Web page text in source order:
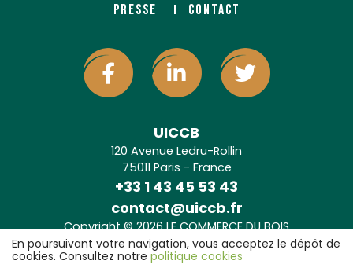
PRESSE
CONTACT
UICCB
120 Avenue Ledru-Rollin
75011 Paris - France
+33 1 43 45 53 43
contact@uiccb.fr
Copyright © 2026 LE COMMERCE DU BOIS
Agence web Paris: 6LAB
En poursuivant votre navigation, vous acceptez le dépôt de
cookies. Consultez notre politique cookies